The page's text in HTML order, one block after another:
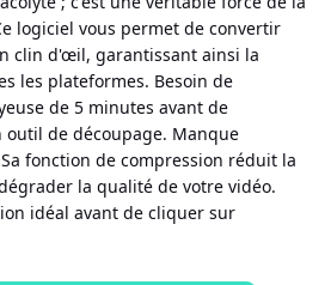
logiciel vous permet de convertir
clin d'œil, garantissant ainsi la
les plateformes. Besoin de
de 5 minutes avant de
outil de découpage. Manque
fonction de compression réduit la
la qualité de votre vidéo.
idéal avant de cliquer sur